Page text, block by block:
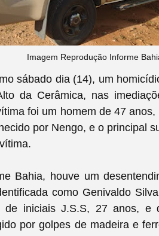
Imagem Reprodução Informe
sábado dia (14), um
da Cerâmica, nas
foi um homem de 47 anos,
por Nengo, e o principal
Bahia, houve um
como Genivaldo
de iniciais J.S.S, 27 anos, e
por golpes de madeira e